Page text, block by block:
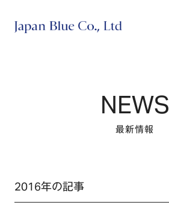
NEWS
最新情報
2016年の記事